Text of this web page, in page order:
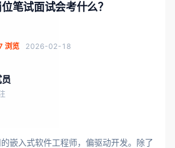
位笔试面试会考什么？
浏览 2026-02-18
嵌入式软件工程师，偏驱动开发。除了